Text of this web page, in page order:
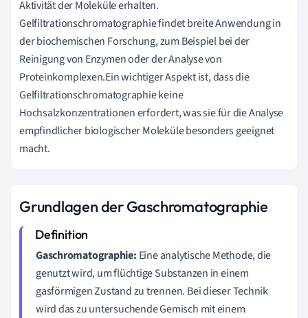
Aktivität der Moleküle erhalten.
Gelfiltrationschromatographie findet breite Anwendung in
der biochemischen Forschung, zum Beispiel bei der
Reinigung von Enzymen oder der Analyse von
Proteinkomplexen.Ein wichtiger Aspekt ist, dass die
Gelfiltrationschromatographie keine
Hochsalzkonzentrationen erfordert, was sie für die Analyse
empfindlicher biologischer Moleküle besonders geeignet
macht.
Grundlagen der Gaschromatographie
Gaschromatographie: Eine analytische Methode, die
genutzt wird, um flüchtige Substanzen in einem
gasförmigen Zustand zu trennen. Bei dieser Technik
wird das zu untersuchende Gemisch mit einem